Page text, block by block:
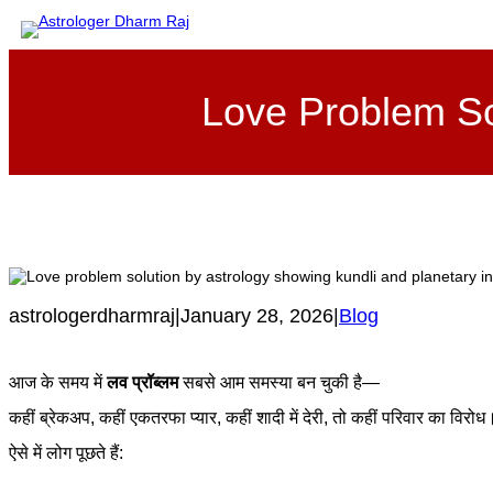
content
Love Problem
astrologerdharmraj January 28, 2026 Blog
आज के समय मेंलव प्रॉब्लमसबसे आम समस्या बन चुकी है—
कहीं ब्रेकअप, कहीं एकतरफा प्यार, कहीं शादी में देरी, तो कहीं परिवार का विरोध।
ऐसे में लोग पूछते हैं: